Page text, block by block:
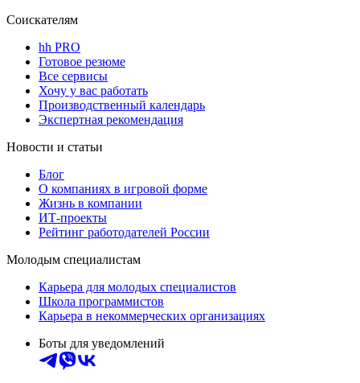
Соискателям
hh PRO
Готовое резюме
Все сервисы
Хочу у вас работать
Производственный календарь
Экспертная рекомендация
Новости и статьи
Блог
О компаниях в игровой форме
Жизнь в компании
ИТ-проекты
Рейтинг работодателей России
Молодым специалистам
Карьера для молодых специалистов
Школа программистов
Карьера в некоммерческих организациях
Боты для уведомлений